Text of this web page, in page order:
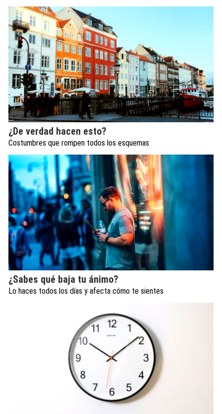
¿De verdad hacen esto?
Costumbres que rompen todos los esquemas
¿Sabes qué baja tu ánimo?
Lo haces todos los días y afecta cómo te sientes